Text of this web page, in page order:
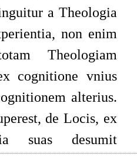
a Theologia
non enim
Theologiam
cognitione vnius
alterius.
de Locis, ex
suas desumit